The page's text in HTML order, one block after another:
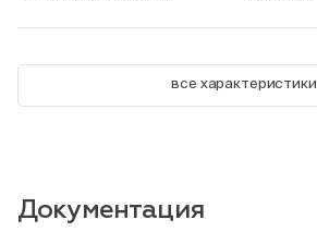
все характеристики
Документация